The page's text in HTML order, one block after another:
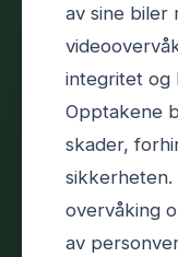
av sine biler
integritet og
Opptakene
skader,
sikkerheten.
overvåking
av